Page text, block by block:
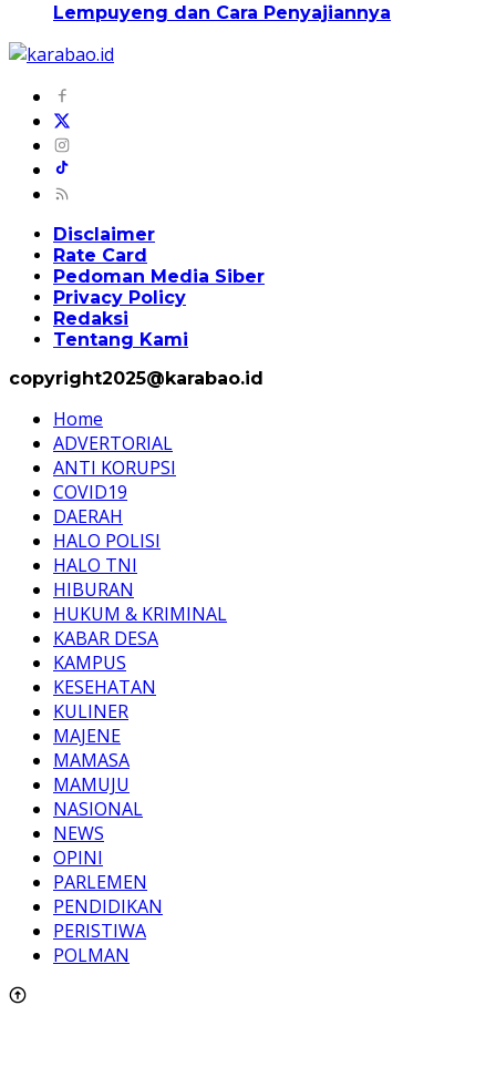
Lempuyeng dan Cara Penyajiannya
Disclaimer
Rate Card
Pedoman Media Siber
Privacy Policy
Redaksi
Tentang Kami
copyright2025@karabao.id
Home
ADVERTORIAL
ANTI KORUPSI
COVID19
DAERAH
HALO POLISI
HALO TNI
HIBURAN
HUKUM & KRIMINAL
KABAR DESA
KAMPUS
KESEHATAN
KULINER
MAJENE
MAMASA
MAMUJU
NASIONAL
NEWS
OPINI
PARLEMEN
PENDIDIKAN
PERISTIWA
POLMAN